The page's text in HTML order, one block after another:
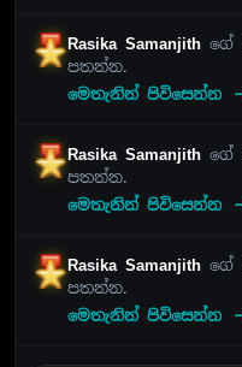
Rasika Samanjithගේ
පතන්න.
මෙතැනින් පිවිසෙන්න
Rasika Samanjithගේ
පතන්න.
මෙතැනින් පිවිසෙන්න
Rasika Samanjithගේ
පතන්න.
මෙතැනින් පිවිසෙන්න